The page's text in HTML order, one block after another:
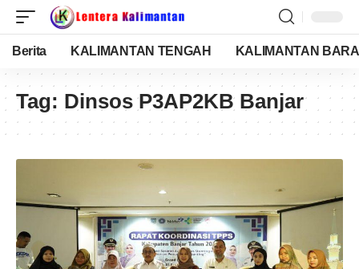
Berita KALIMANTAN TENGAH KALIMANTAN
Tag: Dinsos P3AP2KB Banjar